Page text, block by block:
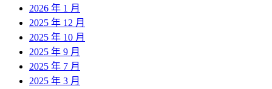
2026 年 1 月
2025 年 12 月
2025 年 10 月
2025 年 9 月
2025 年 7 月
2025 年 3 月